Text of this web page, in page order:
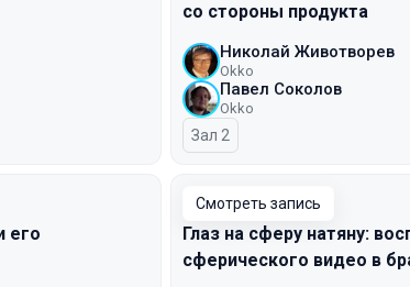
со стороны продукта
Николай Животворев
Okko
Павел Соколов
Okko
Зал 2
его
Смотреть запись
Глаз на сферу натяну:
сферического видео в